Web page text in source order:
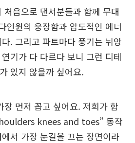
처음으로 댄서분들과 함께 무대
인원의 웅장함과 압도적인 에너
. 그리고 파트마다 풍기는 뉘앙
기가 다 다르다 보니 그런 디테
있지 않을까 싶어요.
장 먼저 꼽고 싶어요. 저희가 함
knees and toes” 동작
서 가장 눈길을 끄는 장면이라